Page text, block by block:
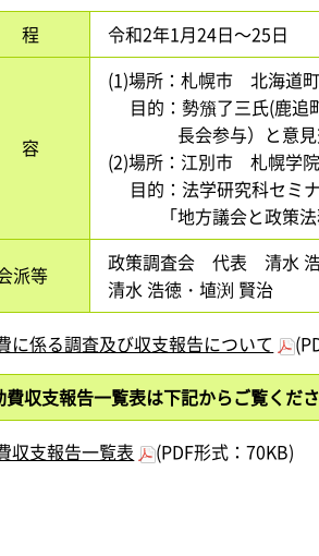
令和2年1月24日～25日
(1)場所：札幌市 北海道
目的：勢籏了三氏(鹿追
長会参与）と意見
(2)場所：江別市 札幌学
目的：法学研究科セミ
「地方議会と政策法
派等
政策調査会 代表 清水
清水 浩徳・埴渕 賢治
に係る調査及び収支報告について
収支報告一覧表は下記からご覧くだ
収支報告一覧表 (PDF形式：70KB)